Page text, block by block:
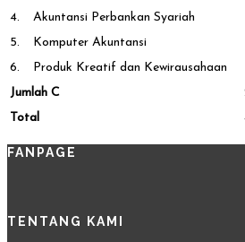
4. Akuntansi Perbankan Syariah
5.
Komputer Akuntansi
6.
Produk Kreatif dan Kewirausahaan
Jumlah C
Total
FANPAGE
TENTANG KAMI